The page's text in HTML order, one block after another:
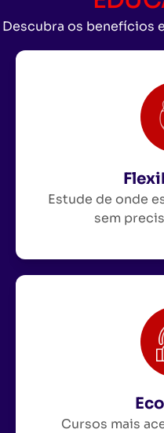
Descubra os benefícios
Estude de onde
sem
Cursos mais